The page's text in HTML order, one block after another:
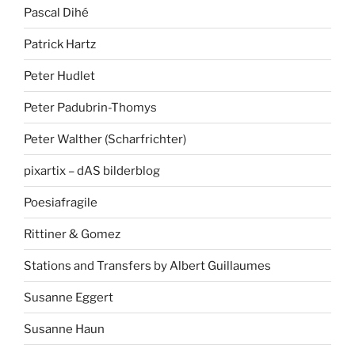
Pascal Dihé
Patrick Hartz
Peter Hudlet
Peter Padubrin-Thomys
Peter Walther (Scharfrichter)
pixartix – dAS bilderblog
Poesiafragile
Rittiner & Gomez
Stations and Transfers by Albert Guillaumes
Susanne Eggert
Susanne Haun